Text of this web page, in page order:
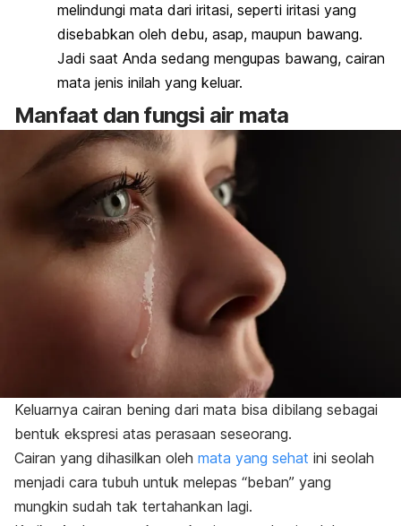
melindungi mata dari iritasi, seperti iritasi yang
disebabkan oleh debu, asap, maupun bawang.
Jadi saat Anda sedang mengupas bawang, cairan
mata jenis inilah yang keluar.
Manfaat dan fungsi air mata
Keluarnya cairan bening dari mata bisa dibilang sebagai
bentuk ekspresi atas perasaan seseorang.
Cairan yang dihasilkan oleh mata yang sehat ini seolah
menjadi cara tubuh untuk melepas “beban” yang
mungkin sudah tak tertahankan lagi.